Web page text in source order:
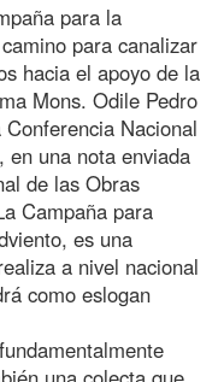
para la
para canalizar
hacia el apoyo de la
Mons. Odile Pedro
Nacional
una nota enviada
de las Obras
Campaña para
es una
a nivel nacional
como eslogan